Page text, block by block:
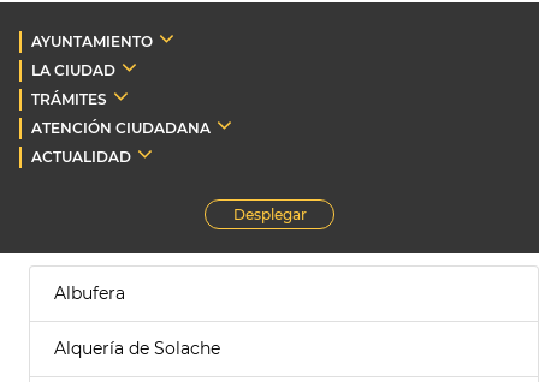
AYUNTAMIENTO
LA CIUDAD
TRÁMITES
ATENCIÓN CIUDADANA
ACTUALIDAD
Desplegar
Albufera
Alquería de Solache